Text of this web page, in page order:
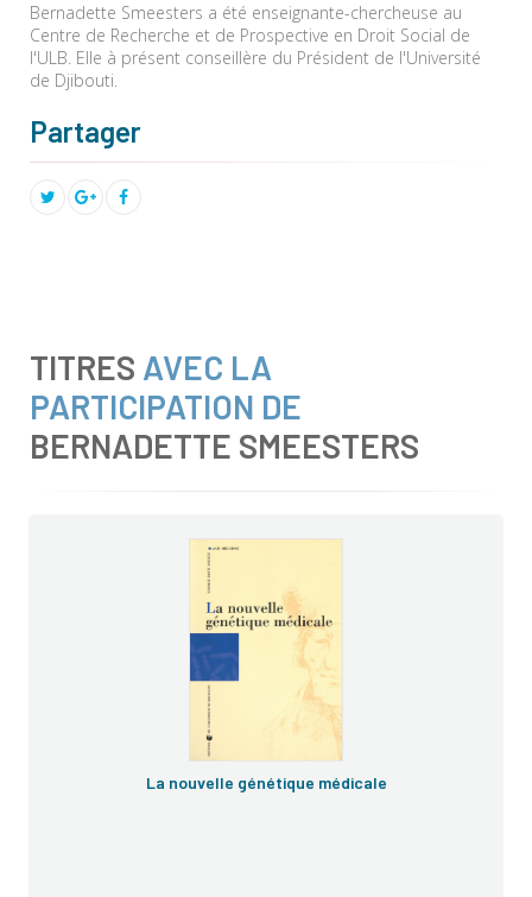
Bernadette Smeesters a été enseignante-chercheuse au
Centre de Recherche et de Prospective en Droit Social de
l'ULB. Elle à présent conseillère du Président de l'Université
de Djibouti.
Partager
TITRES AVEC LA
PARTICIPATION DE
BERNADETTE SMEESTERS
La nouvelle génétique médicale